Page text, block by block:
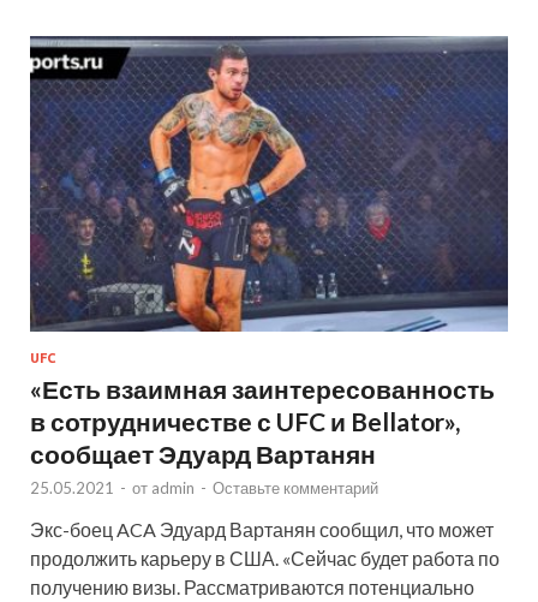
UFC
«Есть взаимная заинтересованность
в сотрудничестве с UFC и Bellator»,
сообщает Эдуард Вартанян
25.05.2021 - от admin - Оставьте комментарий
Экс-боец ACA Эдуард Вартанян сообщил, что может
продолжить карьеру в США. «Сейчас будет работа по
получению визы. Рассматриваются потенциально